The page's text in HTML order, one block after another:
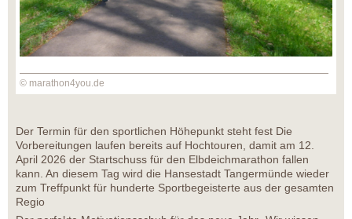
© marathon4you.de
Der Termin für den sportlichen Höhepunkt steht fest Die
Vorbereitungen laufen bereits auf Hochtouren, damit am 12.
April 2026 der Startschuss für den Elbdeichmarathon fallen
kann. An diesem Tag wird die Hansestadt Tangermünde wieder
zum Treffpunkt für hunderte Sportbegeisterte aus der gesamten
Regio